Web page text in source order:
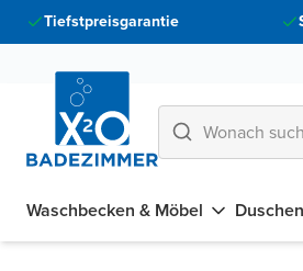
Tiefstpreisgarantie
Waschbecken & Möbel Duschen